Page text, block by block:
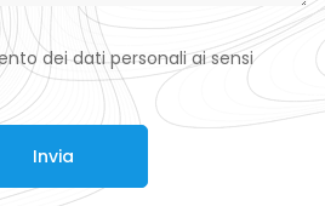
dei dati personali ai sensi
Invia